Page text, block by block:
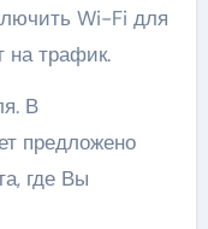
Wi-Fi для
на трафик.
В
предложено
где Вы